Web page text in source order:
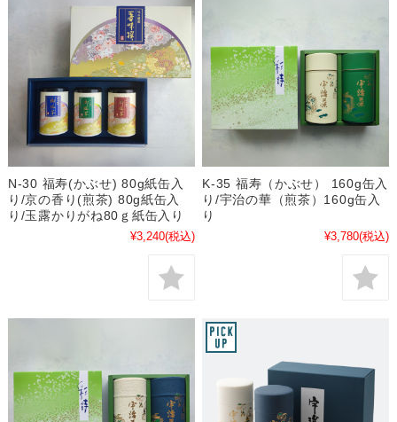
N-30 福寿(かぶせ) 80g紙缶入
り/京の香り(煎茶) 80g紙缶入
り/玉露かりがね80ｇ紙缶入り
¥3,240(税込)
K-35 福寿（かぶせ） 160g缶入
り/宇治の華（煎茶）160g缶入
り
¥3,780(税込)